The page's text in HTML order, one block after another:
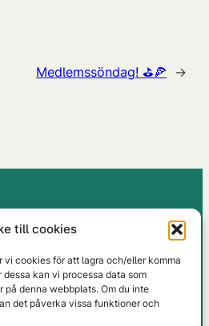
till cookies
vi cookies för att lagra och/eller komma
kan vi processa data som
denna webbplats. Om du inte
det påverka vissa funktioner och
Medlemssöndag! ⛳🍕 →